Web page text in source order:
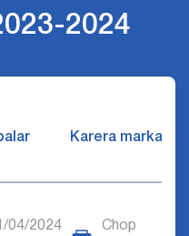
2024
Karera markazi
04/2024
Chop